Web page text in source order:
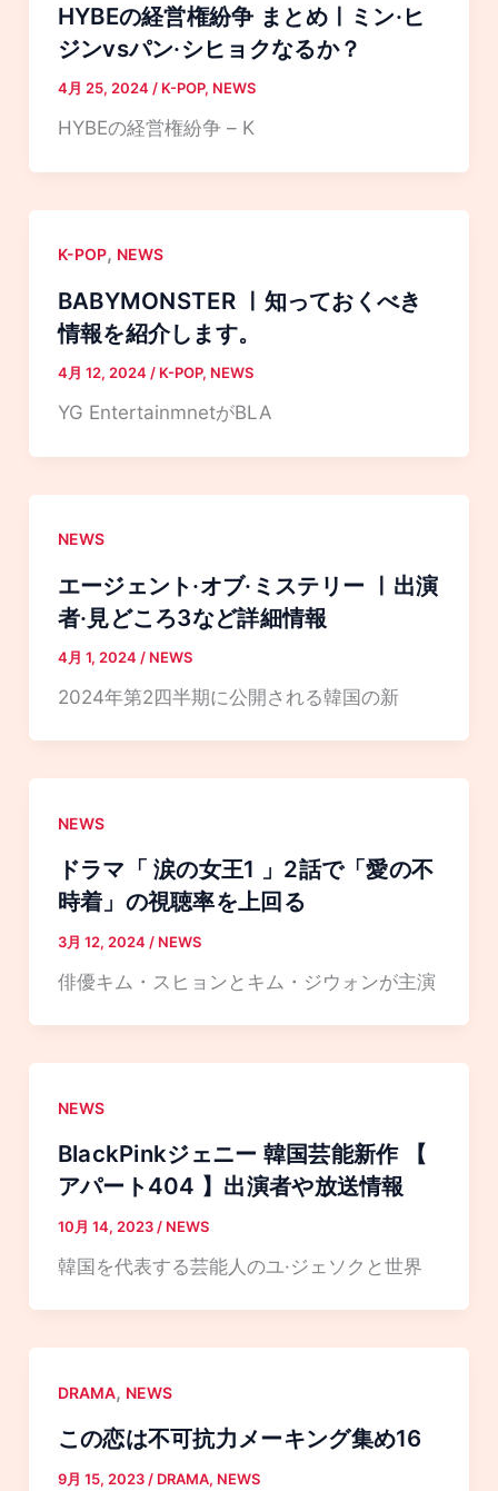
HYBEの経営権紛争 まとめㅣミン·ヒ
ジンvsパン·シヒョクなるか？
4月 25, 2024 / K-POP, NEWS
HYBEの経営権紛争 – K
K-POP, NEWS
BABYMONSTER ㅣ知っておくべき
情報を紹介します。
4月 12, 2024 / K-POP, NEWS
YG EntertainmnetがBLA
NEWS
エージェント·オブ·ミステリー ㅣ出演
者·見どころ3など詳細情報
4月 1, 2024 / NEWS
2024年第2四半期に公開される韓国の新
NEWS
ドラマ「 涙の女王1 」2話で「愛の不
時着」の視聴率を上回る
3月 12, 2024 / NEWS
俳優キム・スヒョンとキム・ジウォンが主演
NEWS
BlackPinkジェニー 韓国芸能新作 【
アパート404 】出演者や放送情報
10月 14, 2023 / NEWS
韓国を代表する芸能人のユ·ジェソクと世界
DRAMA, NEWS
この恋は不可抗力メーキング集め16
9月 15, 2023 / DRAMA, NEWS